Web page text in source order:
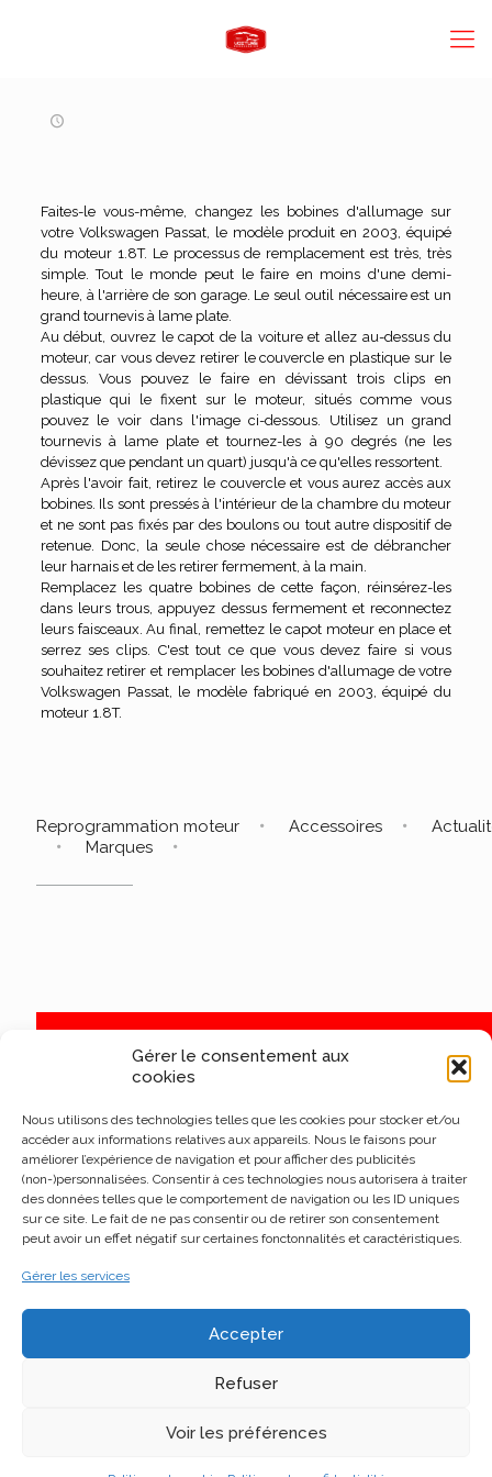
Gérer le consentement aux
cookies
Nous utilisons des technologies telles que les cookies pour stocker et/ou
accéder aux informations relatives aux appareils. Nous le faisons pour
améliorer l’expérience de navigation et pour afficher des publicités
(non-)personnalisées. Consentir à ces technologies nous autorisera à traiter
des données telles que le comportement de navigation ou les ID uniques
sur ce site. Le fait de ne pas consentir ou de retirer son consentement
peut avoir un effet négatif sur certaines fonctonnalités et caractéristiques.
Gérer les services
Accepter
Refuser
Voir les préférences
Faites-le vous-même, changez les bobines d'allumage sur
votre Volkswagen Passat, le modèle produit en 2003, équipé
du moteur 1.8T. Le processus de remplacement est très, très
simple. Tout le monde peut le faire en moins d'une demi-
heure, à l'arrière de son garage. Le seul outil nécessaire est un
grand tournevis à lame plate.
Au début, ouvrez le capot de la voiture et allez au-dessus du
moteur, car vous devez retirer le couvercle en plastique sur le
dessus. Vous pouvez le faire en dévissant trois clips en
plastique qui le fixent sur le moteur, situés comme vous
pouvez le voir dans l'image ci-dessous. Utilisez un grand
tournevis à lame plate et tournez-les à 90 degrés (ne les
dévissez que pendant un quart) jusqu'à ce qu'elles ressortent.
Après l'avoir fait, retirez le couvercle et vous aurez accès aux
bobines. Ils sont pressés à l'intérieur de la chambre du moteur
et ne sont pas fixés par des boulons ou tout autre dispositif de
retenue. Donc, la seule chose nécessaire est de débrancher
leur harnais et de les retirer fermement, à la main.
Remplacez les quatre bobines de cette façon, réinsérez-les
dans leurs trous, appuyez dessus fermement et reconnectez
leurs faisceaux. Au final, remettez le capot moteur en place et
serrez ses clips. C'est tout ce que vous devez faire si vous
souhaitez retirer et remplacer les bobines d'allumage de votre
Volkswagen Passat, le modèle fabriqué en 2003, équipé du
moteur 1.8T.
Reprogrammation moteur Accessoires
Marques